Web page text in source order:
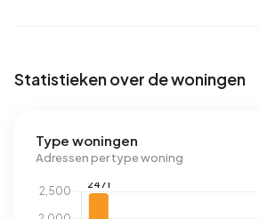
Statistieken over de woningen
Type woningen
Adressen per type woning